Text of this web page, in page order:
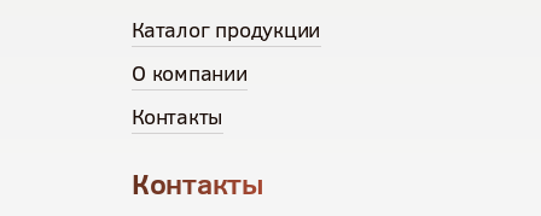
Каталог продукции
О компании
Контакты
Контакты